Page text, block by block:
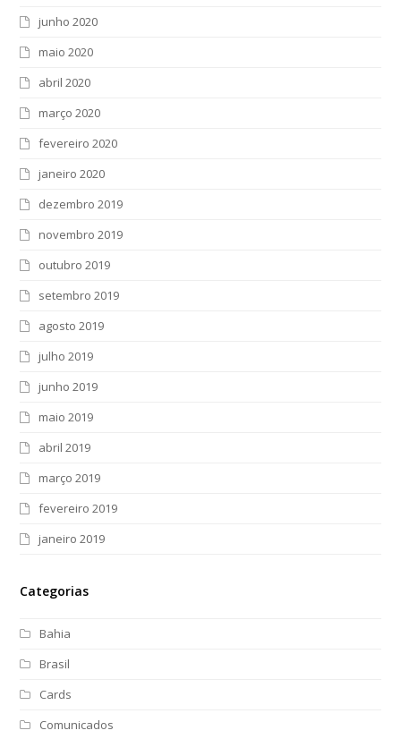
junho 2020
maio 2020
abril 2020
março 2020
fevereiro 2020
janeiro 2020
dezembro 2019
novembro 2019
outubro 2019
setembro 2019
agosto 2019
julho 2019
junho 2019
maio 2019
abril 2019
março 2019
fevereiro 2019
janeiro 2019
Categorias
Bahia
Brasil
Cards
Comunicados